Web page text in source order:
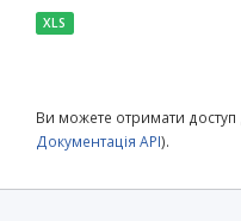
XLS
Ви можете отримати доступ
Документація API).